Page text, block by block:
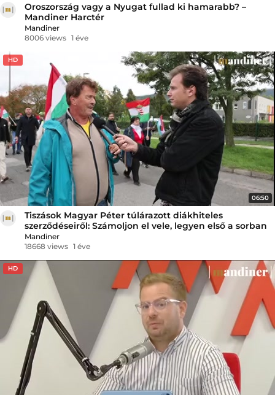
Oroszország vagy a Nyugat fullad ki hamarabb? –
Mandiner Harctér
Mandiner
8006 views 1 éve
HD
06:50
Tiszások Magyar Péter túlárazott diákhiteles
szerződéseiről: Számoljon el vele, legyen első a sorban
Mandiner
18668 views 1 éve
HD